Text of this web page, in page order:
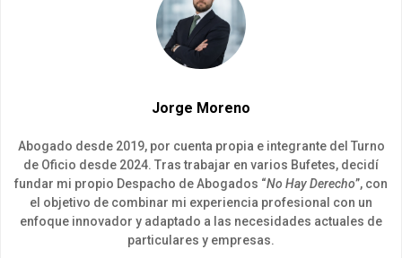
Jorge Moreno
Abogado desde 2019, por cuenta propia e integrante del Turno
de Oficio desde 2024. Tras trabajar en varios Bufetes, decidí
fundar mi propio Despacho de Abogados “No Hay Derecho”, con
el objetivo de combinar mi experiencia profesional con un
enfoque innovador y adaptado a las necesidades actuales de
particulares y empresas.